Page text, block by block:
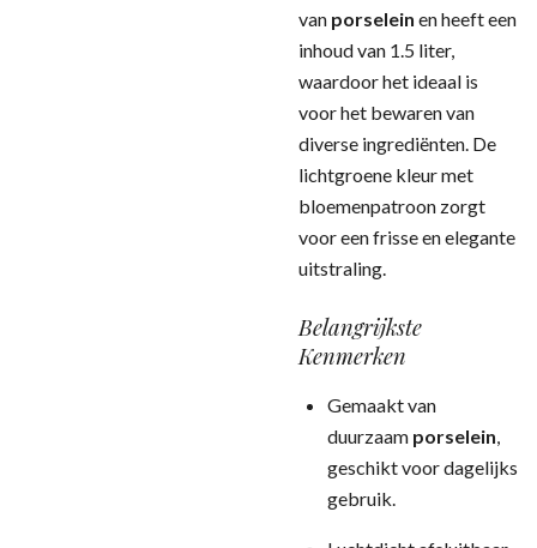
van porselein en heeft een
inhoud van 1.5 liter,
waardoor het ideaal is
voor het bewaren van
diverse ingrediënten. De
lichtgroene kleur met
bloemenpatroon zorgt
voor een frisse en elegante
uitstraling.
Belangrijkste
Kenmerken
Gemaakt van
duurzaam porselein,
geschikt voor dagelijks
gebruik.